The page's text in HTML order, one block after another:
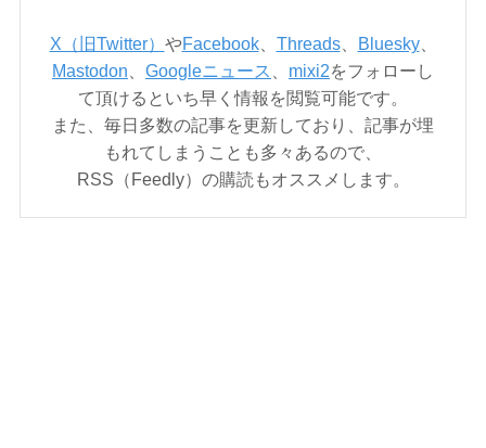
X（旧Twitter） やFacebook、 Threads、 Bluesky、
Mastodon
Googleニュース mixi2をフォローし
て頂けるといち早く情報を閲覧可能です。
また、毎日多数の記事を更新しており、記事が埋
もれてしまうことも多々あるので、
RSS（Feedly）の購読もオススメします。